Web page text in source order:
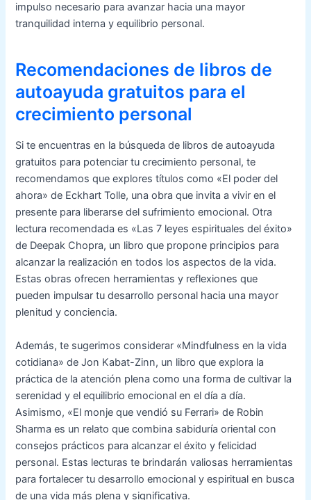
impulso necesario para avanzar hacia una mayor
tranquilidad interna y equilibrio personal.
Recomendaciones de libros de
autoayuda gratuitos para el
crecimiento personal
Si te encuentras en la búsqueda de libros de autoayuda
gratuitos para potenciar tu crecimiento personal, te
recomendamos que explores títulos como «El poder del
ahora» de Eckhart Tolle, una obra que invita a vivir en el
presente para liberarse del sufrimiento emocional. Otra
lectura recomendada es «Las 7 leyes espirituales del éxito»
de Deepak Chopra, un libro que propone principios para
alcanzar la realización en todos los aspectos de la vida.
Estas obras ofrecen herramientas y reflexiones que
pueden impulsar tu desarrollo personal hacia una mayor
plenitud y conciencia.
Además, te sugerimos considerar «Mindfulness en la vida
cotidiana» de Jon Kabat-Zinn, un libro que explora la
práctica de la atención plena como una forma de cultivar la
serenidad y el equilibrio emocional en el día a día.
Asimismo, «El monje que vendió su Ferrari» de Robin
Sharma es un relato que combina sabiduría oriental con
consejos prácticos para alcanzar el éxito y felicidad
personal. Estas lecturas te brindarán valiosas herramientas
para fortalecer tu desarrollo emocional y espiritual en busca
de una vida más plena y significativa.